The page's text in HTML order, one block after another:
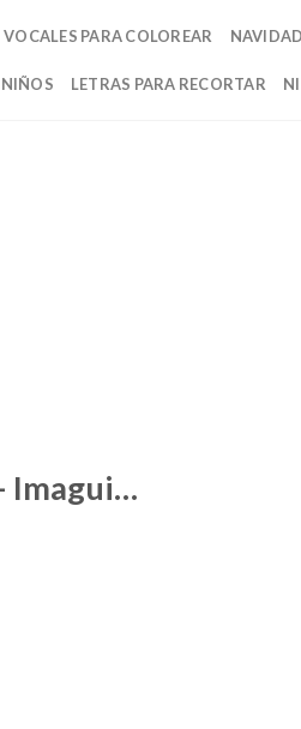
VOCALES PARA COLOREAR NAVIDAD
NIÑOS LETRAS PARA RECORTAR
Imagui…